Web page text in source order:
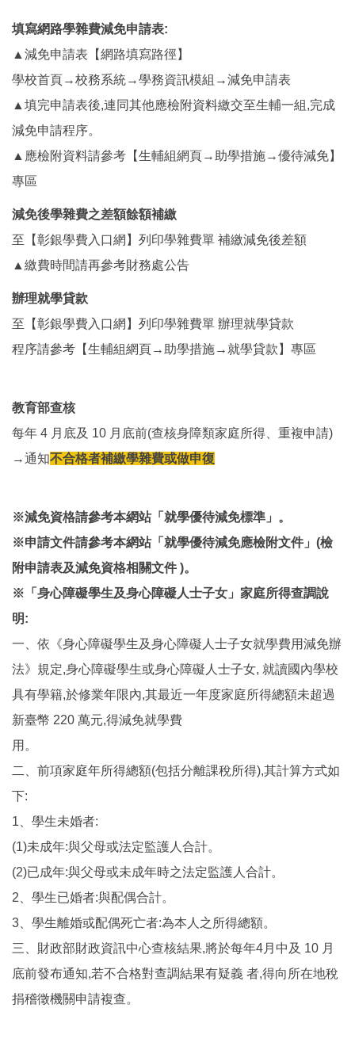
填寫網路學雜費減免申請表:
▲減免申請表【網路填寫路徑】
學校首頁→校務系統→學務資訊模組→減免申請表
▲填完申請表後,連同其他應檢附資料繳交至生輔一組,完成
減免申請程序。
▲應檢附資料請參考【生輔組網頁→助學措施→優待減免】
專區
減免後學雜費之差額餘額補繳
至【彰銀學費入口網】列印學雜費單 補繳減免後差額
▲繳費時間請再參考財務處公告
辦理就學貸款
至【彰銀學費入口網】列印學雜費單 辦理就學貸款
程序請參考【生輔組網頁→助學措施→就學貸款】專區
教育部查核
每年 4 月底及 10 月底前(查核身障類家庭所得、重複申請)
→通知不合格者補繳學雜費或做申復
※減免資格請參考本網站「就學優待減免標準」。
※申請文件請參考本網站「就學優待減免應檢附文件」(檢
附申請表及減免資格相關文件 )。
※「身心障礙學生及身心障礙人士子女」家庭所得查調說
明:
一、依《身心障礙學生及身心障礙人士子女就學費用減免辦
法》規定,身心障礙學生或身心障礙人士子女, 就讀國內學校
具有學籍,於修業年限內,其最近一年度家庭所得總額未超過
新臺幣 220 萬元,得減免就學費
用。
二、前項家庭年所得總額(包括分離課稅所得),其計算方式如
下:
1、學生未婚者:
(1)未成年:與父母或法定監護人合計。
(2)已成年:與父母或未成年時之法定監護人合計。
2、學生已婚者:與配偶合計。
3、學生離婚或配偶死亡者:為本人之所得總額。
三、財政部財政資訊中心查核結果,將於每年4月中及 10 月
底前發布通知,若不合格對查調結果有疑義 者,得向所在地稅
捐稽徵機關申請複查。